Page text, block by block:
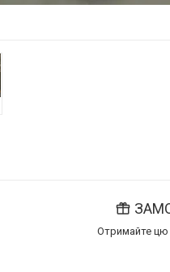
Отримайте цю